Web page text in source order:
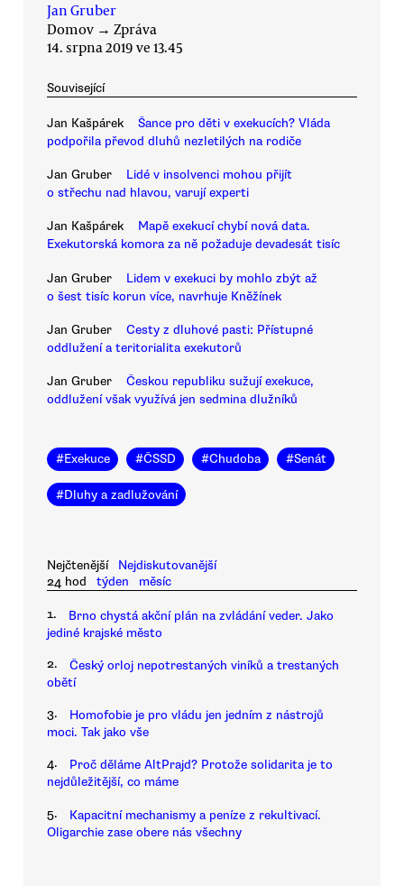
Jan Gruber
Domov → Zpráva
14. srpna 2019 ve 13.45
Související
Jan Kašpárek
Šance pro děti v exekucích? Vláda
podpořila převod dluhů nezletilých na rodiče
Jan Gruber
Lidé v insolvenci mohou přijít
o střechu nad hlavou, varují experti
Jan Kašpárek
Mapě exekucí chybí nová data.
Exekutorská komora za ně požaduje devadesát tisíc
Jan Gruber
Lidem v exekuci by mohlo zbýt až
o šest tisíc korun více, navrhuje Kněžínek
Jan Gruber
Cesty z dluhové pasti: Přístupné
oddlužení a teritorialita exekutorů
Jan Gruber
Českou republiku sužují exekuce,
oddlužení však využívá jen sedmina dlužníků
#Exekuce #ČSSD #Chudoba #Senát
#Dluhy a zadlužování
Nejčtenější
Nejdiskutovanější
24 hod
týden měsíc
1.
Brno chystá akční plán na zvládání veder. Jako
jediné krajské město
2.
Český orloj nepotrestaných viníků a trestaných
obětí
3.
Homofobie je pro vládu jen jedním z nástrojů
moci. Tak jako vše
4.
Proč děláme AltPrajd? Protože solidarita je to
nejdůležitější, co máme
5.
Kapacitní mechanismy a peníze z rekultivací.
Oligarchie zase obere nás všechny